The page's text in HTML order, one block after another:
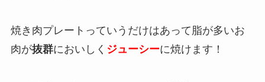
焼き肉プレートっていうだけはあって脂が多いお
肉が抜群においしく ジューシーに焼けます！